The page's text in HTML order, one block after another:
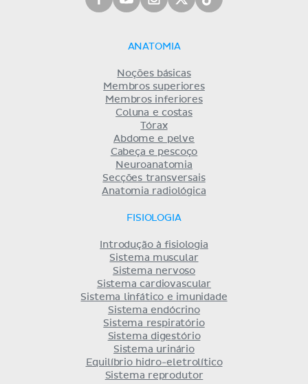
ANATOMIA
Noções básicas
Membros superiores
Membros inferiores
Coluna e costas
Tórax
Abdome e pelve
Cabeça e pescoço
Neuroanatomia
Secções transversais
Anatomia radiológica
FISIOLOGIA
Introdução à fisiologia
Sistema muscular
Sistema nervoso
Sistema cardiovascular
Sistema linfático e imunidade
Sistema endócrino
Sistema respiratório
Sistema digestório
Sistema urinário
Equilíbrio hidro-eletrolítico
Sistema reprodutor